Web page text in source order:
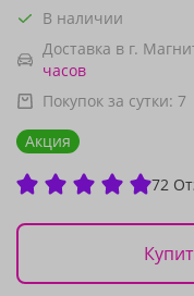
В наличии
Доставка в г.
часов
Покупок за сутки: 7
Акция
72